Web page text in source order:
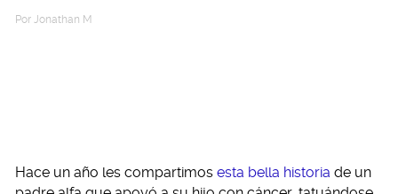
Por Jonathan M
Hace un año les compartimos esta bella historia de un